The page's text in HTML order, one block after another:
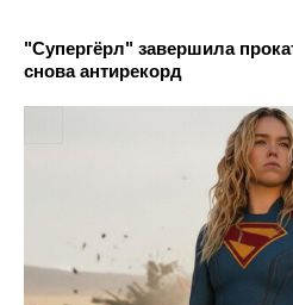
"Супергёрл" завершила
снова антирекорд